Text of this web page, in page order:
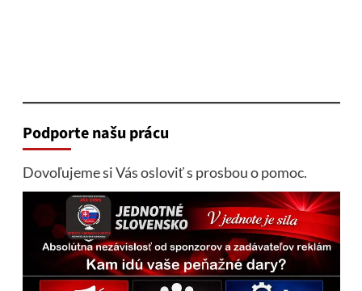
Podporte našu prácu
Dovoľujeme si Vás osloviť s prosbou o pomoc.